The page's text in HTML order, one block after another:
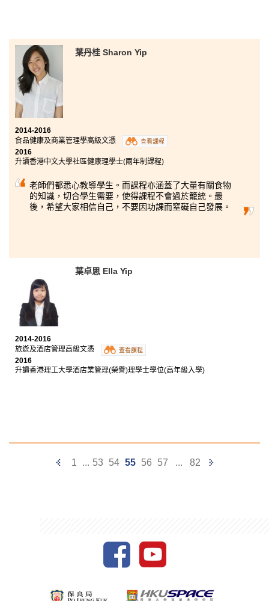
葉丹桂 Sharon Yip
2014-2016
食品健康及商業管理學高級文憑
查看課程
2016
升讀香港中文大學社區健康理學士(兩年制課程)
老師們都悉心教導學生。而課程亦涵蓋了大量有關食物
的知識，切合學生需要，使得課程不會過於籠統。最
後，希望大家相信自己，不要因功課而窒礙自己發展。
葉卓思 Ella Yip
2014-2016
旅遊及酒店管理高級文憑
查看課程
2016
升讀香港理工大學酒店業管理(榮譽)理學士學位(高年級入學)
Previous
1 ... 53 54 55 56 57 ... 82